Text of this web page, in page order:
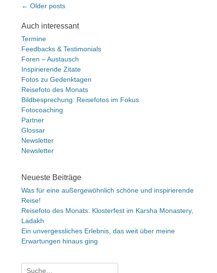
Beitragsnavigation
← Older posts
Auch interessant
Termine
Feedbacks & Testimonials
Foren – Austausch
Inspirierende Zitate
Fotos zu Gedenktagen
Reisefoto des Monats
Bildbesprechung: Reisefotos im Fokus
Fotocoaching
Partner
Glossar
Newsletter
Newsletter
Neueste Beiträge
Was für eine außergewöhnlich schöne und inspirierende
Reise!
Reisefoto des Monats: Klosterfest im Karsha Monastery,
Ladakh
Ein unvergessliches Erlebnis, das weit über meine
Erwartungen hinaus ging
Suche